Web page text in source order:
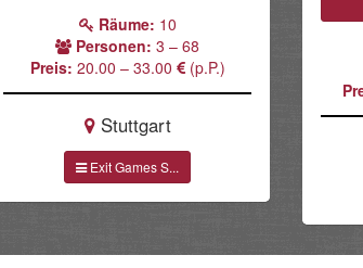
Räume: 10
Personen: 3 – 68
Preis: 20.00 – 33.00 (p.P.)
Stuttgart
Exit Games S...